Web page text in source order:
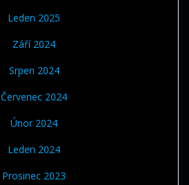
Leden 2025
Září 2024
Srpen 2024
Červenec 2024
Únor 2024
Leden 2024
Prosinec 2023